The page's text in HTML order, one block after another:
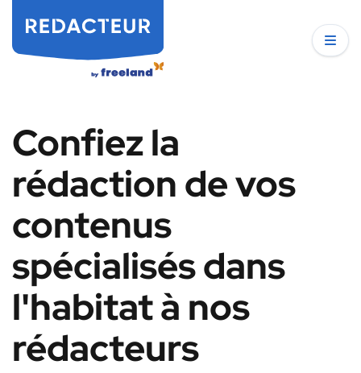
Confiez la
rédaction de vos
contenus
spécialisés dans
l'habitat à nos
rédacteurs